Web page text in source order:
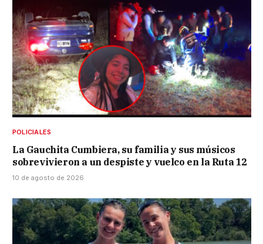
POLICIALES
La Gauchita Cumbiera, su familia y sus músicos
sobrevivieron a un despiste y vuelco en la Ruta 12
10 de agosto de 2026